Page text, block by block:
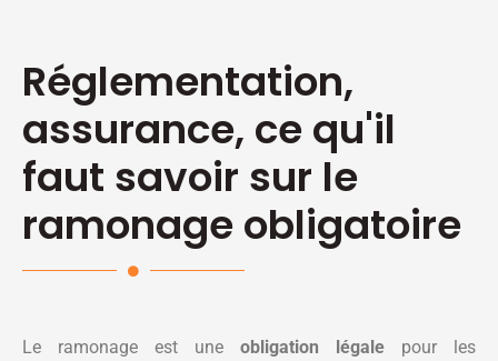
Réglementation,
assurance, ce qu'il
faut savoir sur le
ramonage obligatoire
Le ramonage est une obligation légale pour les